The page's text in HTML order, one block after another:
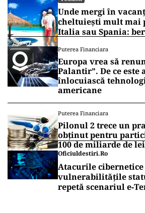
Unde mergi în
cheltuiești mult mai
Italia sau Spania:
Puterea Financiara
Europa vrea să
Palantir”. De ce este
înlocuiască
americane
Puterea Financiara
Pilonul 2 trece un
obținut pentru
100 de miliarde de lei
Oficiuldestiri.ro
Atacurile
vulnerabilitățile
repetă scenariul